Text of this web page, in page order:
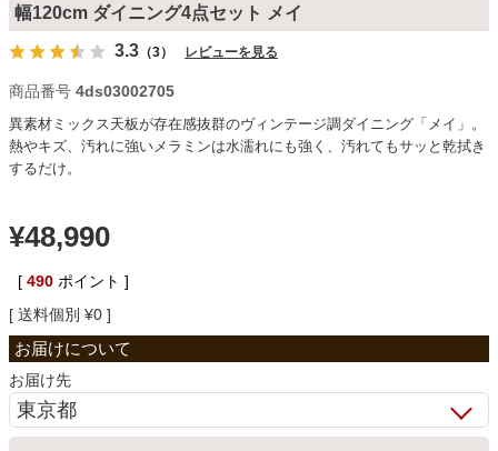
椅子・チェア
食器棚・キッチン収納
学習机
ホームオフィス
アジャスター有 合皮座面 スチール脚
幅120cm ダイニング4点セット メイ
3.3 （3） レビューを見る
商品番号 4ds03002705
異素材ミックス天板が存在感抜群のヴィンテージ調ダイニング「メイ」。
熱やキズ、汚れに強いメラミンは水濡れにも強く、汚れてもサッと乾拭き
するだけ。
¥48,990
[ 490 ポイント ]
送料個別 ¥0
お届け先